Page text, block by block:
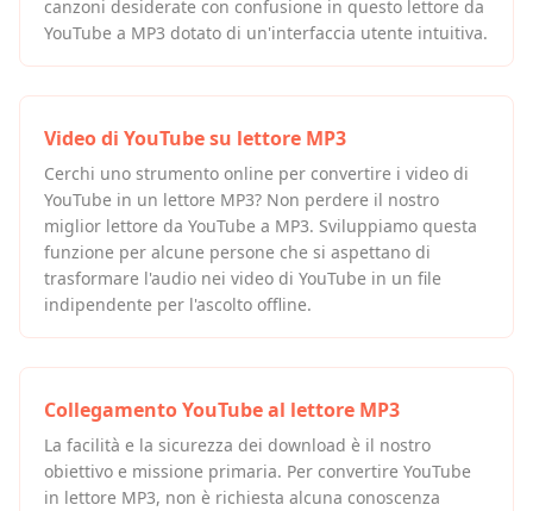
canzoni desiderate con confusione in questo lettore da
YouTube a MP3 dotato di un'interfaccia utente intuitiva.
Video di YouTube su lettore MP3
Cerchi uno strumento online per convertire i video di
YouTube in un lettore MP3? Non perdere il nostro
miglior lettore da YouTube a MP3. Sviluppiamo questa
funzione per alcune persone che si aspettano di
trasformare l'audio nei video di YouTube in un file
indipendente per l'ascolto offline.
Collegamento YouTube al lettore MP3
La facilità e la sicurezza dei download è il nostro
obiettivo e missione primaria. Per convertire YouTube
in lettore MP3, non è richiesta alcuna conoscenza